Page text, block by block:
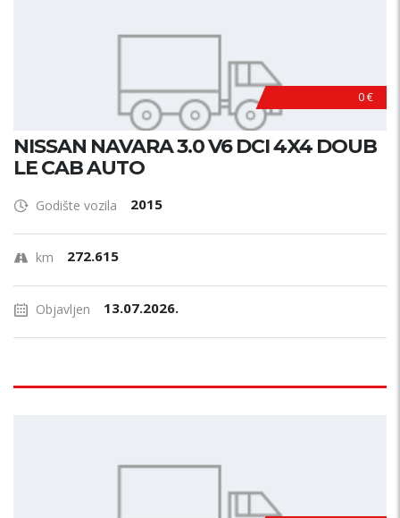
0 €
NISSAN NAVARA 3.0 V6 DCI 4X4 DOUB
LE CAB AUTO
Godište vozila 2015
km 272.615
Objavljen 13.07.2026.